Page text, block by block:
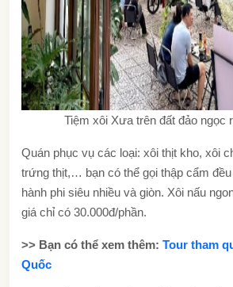
Tiệm xôi Xưa trên đất đảo ngọc
Quán phục vụ các loại: xôi thịt kho, xôi
trứng thịt,… bạn có thể gọi thập cẩm
hành phi siêu nhiều và giòn. Xôi nấu
giá chỉ có 30.000đ/phần.
>> Bạn có thể xem thêm: Tour tham
Quốc